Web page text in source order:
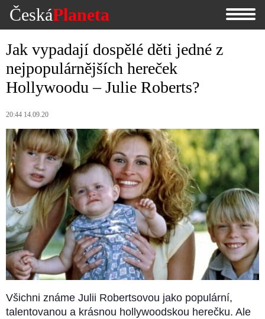
ČeskáPlaneta
Jak vypadají dospělé děti jedné z
nejpopulárnějších hereček
Hollywoodu – Julie Roberts?
20:44 14.09.20
Všichni známe Julii Robertsovou jako populární,
talentovanou a krásnou hollywoodskou herečku. Ale